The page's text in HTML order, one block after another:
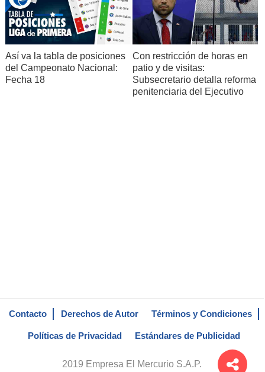
Así va la tabla de posiciones
del Campeonato Nacional:
Fecha 18
Con restricción de horas en
patio y de visitas:
Subsecretario detalla reforma
penitenciaria del Ejecutivo
Contacto Derechos de Autor Términos y Condiciones
Políticas de Privacidad Estándares de Publicidad
2019 Empresa El Mercurio S.A.P.